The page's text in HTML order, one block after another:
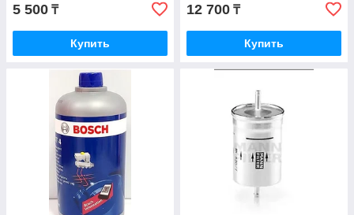
5 500 ₸
Купить
12 700 ₸
Купить